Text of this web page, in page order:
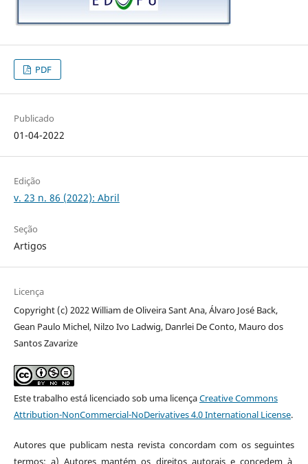
PDF
Publicado
01-04-2022
Edição
v. 23 n. 86 (2022): Abril
Seção
Artigos
Licença
Copyright (c) 2022 William de Oliveira Sant Ana, Álvaro José Back,
Gean Paulo Michel, Nilzo Ivo Ladwig, Danrlei De Conto, Mauro dos
Santos Zavarize
Este trabalho está licenciado sob uma licençaCreative Commons
Attribution-NonCommercial-NoDerivatives 4.0 International License.
Autores que publicam nesta revista concordam com os seguintes
termos: a) Autores mantém os direitos autorais e concedem à